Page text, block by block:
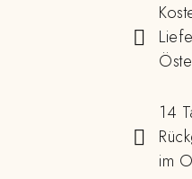
14
im